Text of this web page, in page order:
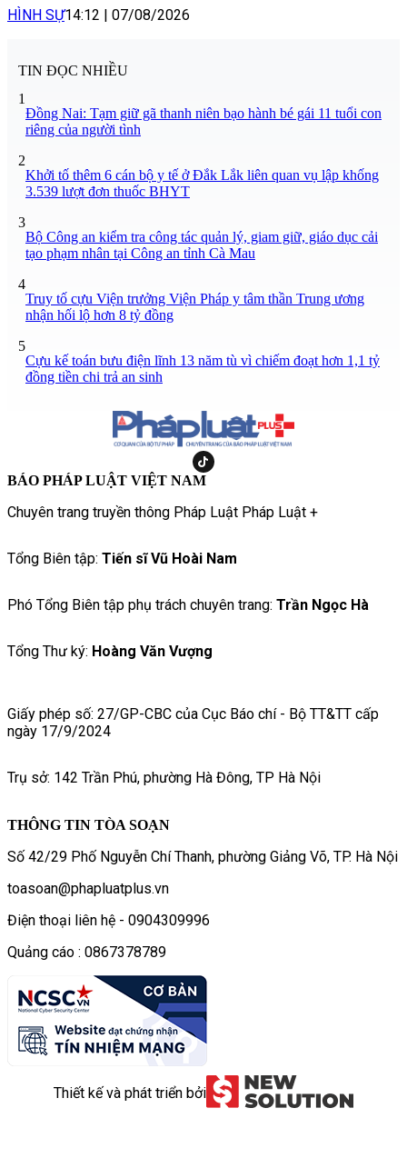
HÌNH SỰ14:12 07/08/2026
TIN ĐỌC NHIỀU
1
Đồng Nai: Tạm giữ gã thanh niên bạo hành bé gái 11 tuổi con
riêng của người tình
2
Khởi tố thêm 6 cán bộ y tế ở Đắk Lắk liên quan vụ lập khống
3.539 lượt đơn thuốc BHYT
3
Bộ Công an kiểm tra công tác quản lý, giam giữ, giáo dục cải
tạo phạm nhân tại Công an tỉnh Cà Mau
4
Truy tố cựu Viện trưởng Viện Pháp y tâm thần Trung ương
nhận hối lộ hơn 8 tỷ đồng
5
Cựu kế toán bưu điện lĩnh 13 năm tù vì chiếm đoạt hơn 1,1 tỷ
đồng tiền chi trả an sinh
BÁO PHÁP LUẬT VIỆT NAM
Chuyên trang truyền thông Pháp Luật Pháp Luật +
Tổng Biên tập: Tiến sĩ Vũ Hoài Nam
Phó Tổng Biên tập phụ trách chuyên trang: Trần Ngọc Hà
Tổng Thư ký: Hoàng Văn Vượng
Giấy phép số: 27/GP-CBC của Cục Báo chí - Bộ TT&TT cấp
ngày 17/9/2024
Trụ sở: 142 Trần Phú, phường Hà Đông, TP Hà Nội
THÔNG TIN TÒA SOẠN
Số 42/29 Phố Nguyễn Chí Thanh, phường Giảng Võ, TP. Hà Nội
toasoan@phapluatplus.vn
Điện thoại liên hệ - 0904309996
Quảng cáo : 0867378789
Thiết kế và phát triển bởi